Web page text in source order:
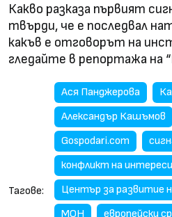
Какво разказа първият
твърди, че е последвал
какъв е отговорът на
гледайте в репортажа на
Тагове:
Ася Панджерова
Александър Кашъмов
Gospodari.com
конфликт на интереси
Център за развитие
МОН
европейски